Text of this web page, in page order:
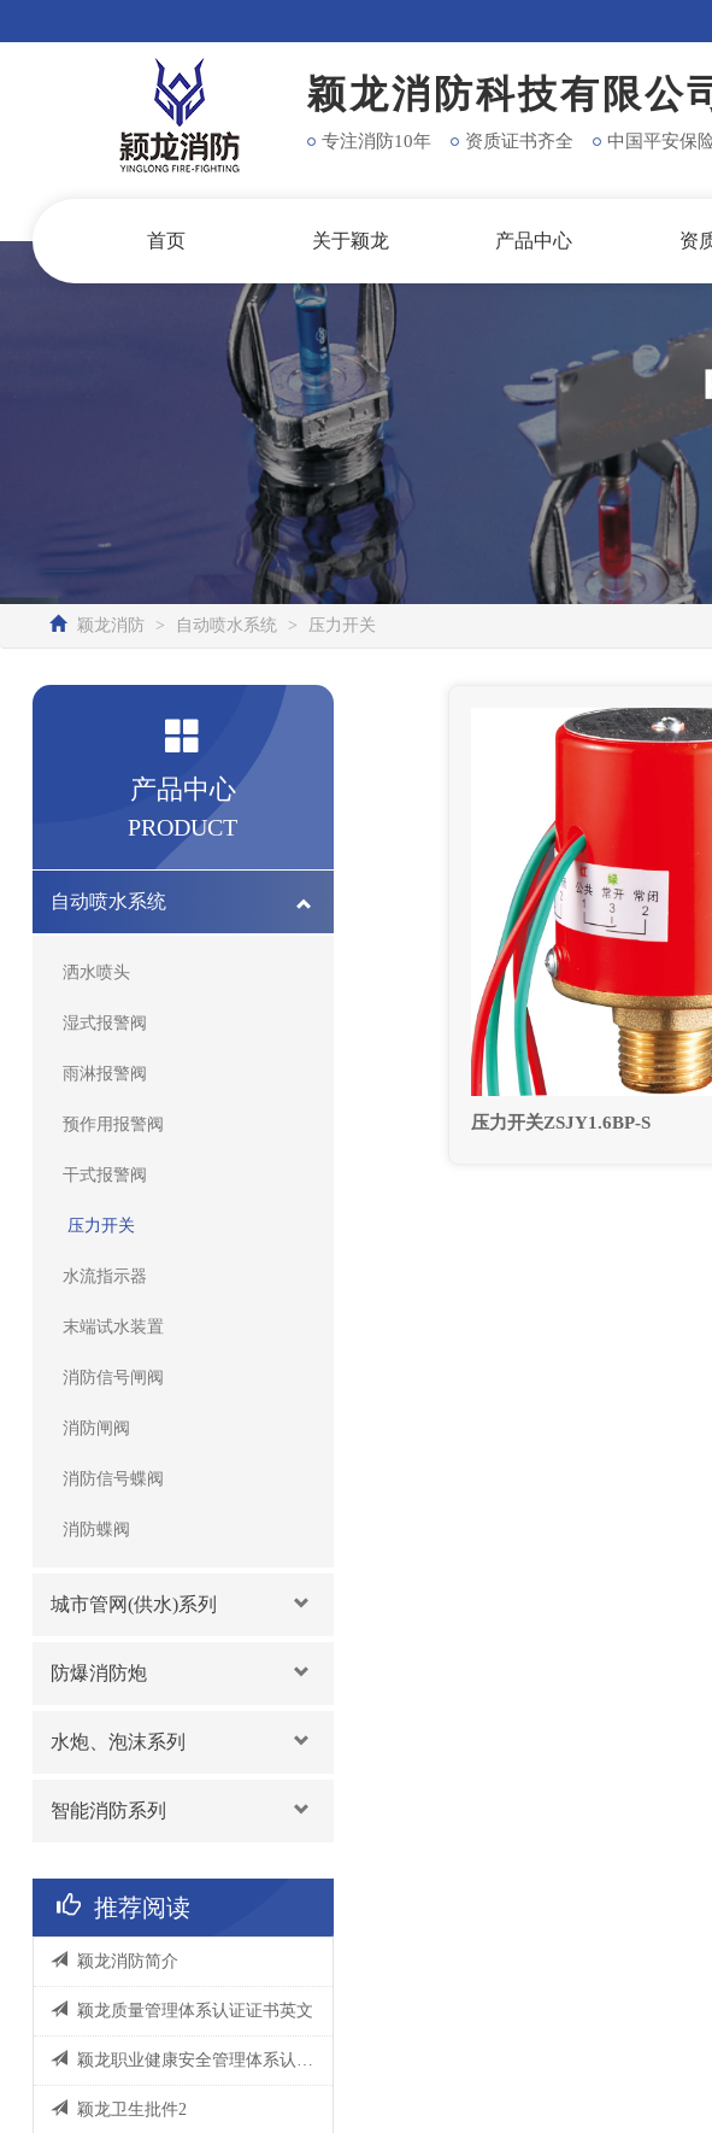
颖龙消防科技有限公
专注消防10年 资质证书齐全 中国平安保
首页 关于颖龙 产品中心 资
颖龙消防 > 自动喷水系统 > 压力开关
产品中心
PRODUCT
自动喷水系统
洒水喷头
湿式报警阀
雨淋报警阀
预作用报警阀
干式报警阀
压力开关
水流指示器
末端试水装置
消防信号闸阀
消防闸阀
消防信号蝶阀
消防蝶阀
城市管网(供水)系列
防爆消防炮
水炮、泡沫系列
智能消防系列
推荐阅读
颖龙消防简介
颖龙质量管理体系认证证书英文
颖龙职业健康安全管理体系认证证书英文
颖龙卫生批件2
压力开关ZSJY1.6BP-S